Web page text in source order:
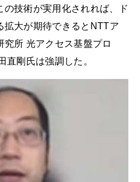
技術が実用化されれば、ド
拡大が期待できるとNTTア
所 光アクセス基盤プロ
直剛氏は強調した。